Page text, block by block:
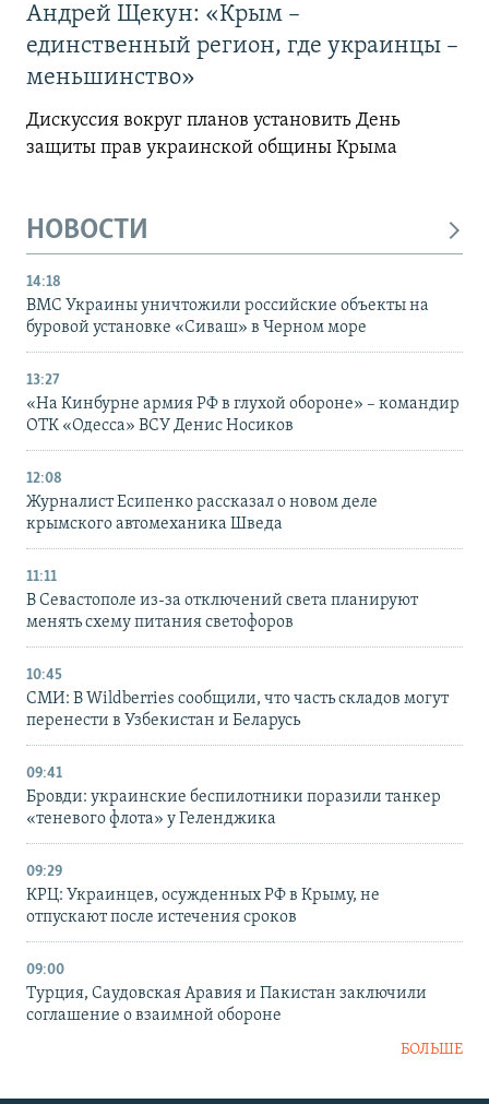
Андрей Щекун: «Крым –
единственный регион, где украинцы –
меньшинство»
Дискуссия вокруг планов установить День
защиты прав украинской общины Крыма
НОВОСТИ
14:18
ВМС Украины уничтожили российские объекты на
буровой установке «Сиваш» в Черном море
13:27
«На Кинбурне армия РФ в глухой обороне» – командир
ОТК «Одесса» ВСУ Денис Носиков
12:08
Журналист Есипенко рассказал о новом деле
крымского автомеханика Шведа
11:11
В Севастополе из-за отключений света планируют
менять схему питания светофоров
10:45
СМИ: В Wildberries сообщили, что часть складов могут
перенести в Узбекистан и Беларусь
09:41
Бровди: украинские беспилотники поразили танкер
«теневого флота» у Геленджика
09:29
КРЦ: Украинцев, осужденных РФ в Крыму, не
отпускают после истечения сроков
09:00
Турция, Саудовская Аравия и Пакистан заключили
соглашение о взаимной обороне
БОЛЬШЕ